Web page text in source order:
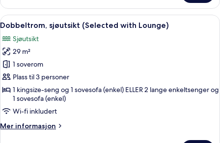
(with
lounge)
Åpne
alle
bildene
av
Dobbeltrom,
sjøutsikt
(Selected
with
Lounge)
8
Dobbeltrom, sjøutsikt (Selected with Lounge)
Sjøutsikt
29 m²
1 soverom
Plass til 3 personer
1 kingsize-seng og 1 sovesofa (enkel) ELLER 2 lange enkeltsenger og
1 sovesofa (enkel)
Wi-fi inkludert
Mer informasjon
Mer